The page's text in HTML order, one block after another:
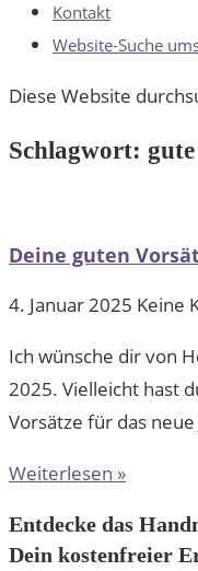
Kontakt
Website-Suche
Diese Website
Schlagwort:
Deine guten
4. Januar 2025 Keine
Ich wünsche dir von
2025. Vielleicht hast
Vorsätze für das
Weiterlesen »
Entdecke das
Dein kostenfreier